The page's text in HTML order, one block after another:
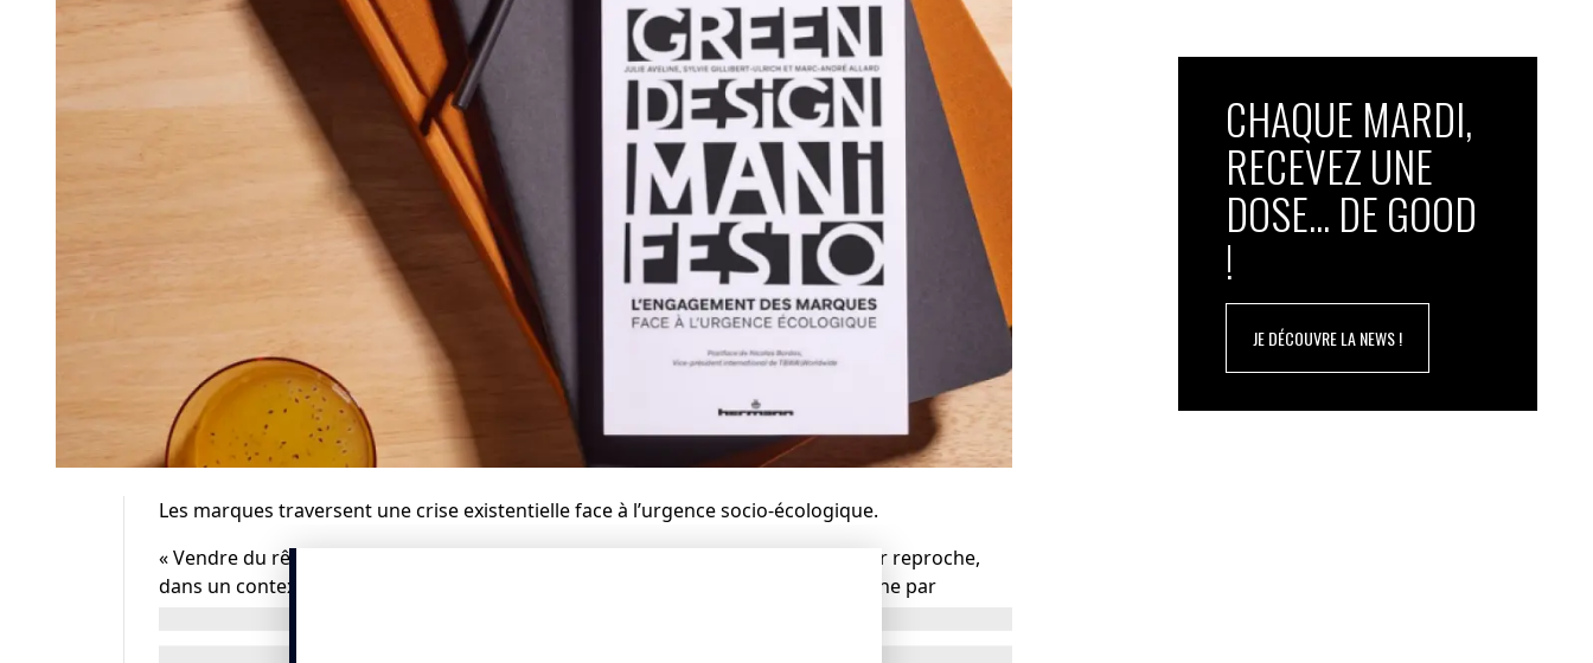
Les marques traversent une crise existentielle face à l’urgence socio-écologique.
« Vendre du rêve », ce n’est plus ce qu’on leur demande : c’est même ce qu’on leur reproche,
dans un contexte de contrainte et de remise en cause des lois du confort moderne par
CHAQUE MARDI,
RECEVEZ UNE
DOSE... DE GOOD
!
JE DÉCOUVRE LA NEWS !